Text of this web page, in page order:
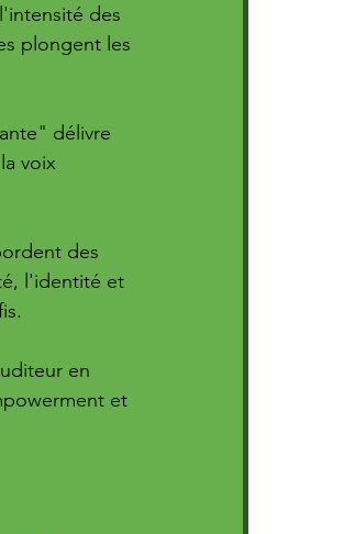
des
plongent les
délivre
voix
des
l'identité et
en
et